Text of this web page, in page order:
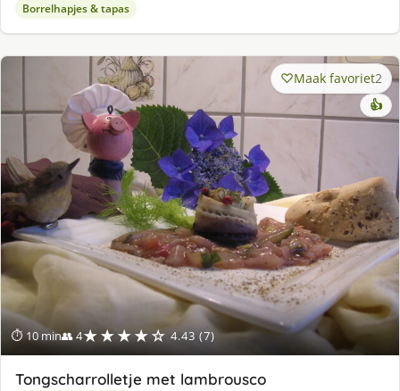
Borrelhapjes & tapas
⏱ 10 min👥 4★★★★☆ 4.43 (7)
Maak favoriet2
👍
Tongscharrolletje met lambrousco